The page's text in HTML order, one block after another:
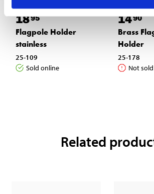
1895
Flagpole Holder
stainless
25-109
Sold online
1490
Brass
Holder
25-178
Not
Related